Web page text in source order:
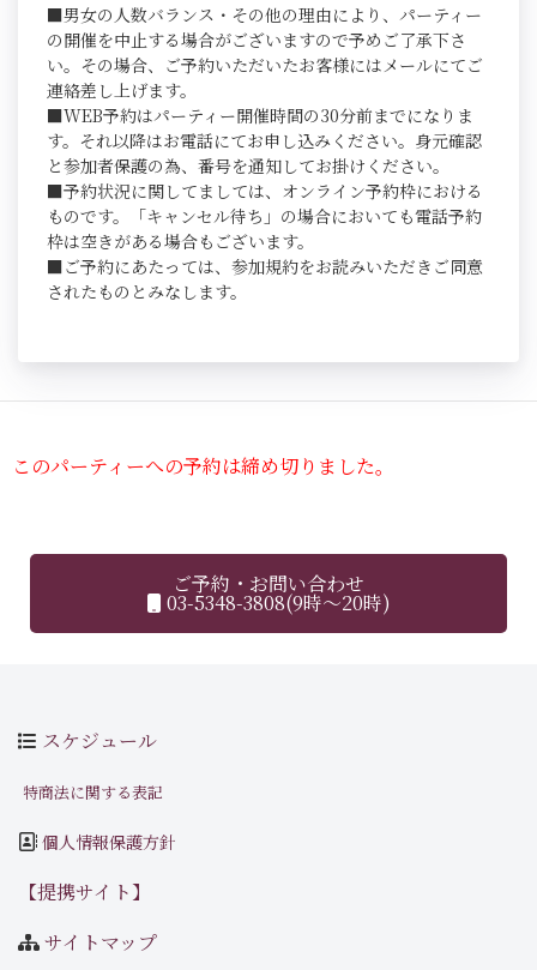
■男女の人数バランス・その他の理由により、パーティー
の開催を中止する場合がございますので予めご了承下さ
い。その場合、ご予約いただいたお客様にはメールにてご
連絡差し上げます。
■WEB予約はパーティー開催時間の30分前までになりま
す。それ以降はお電話にてお申し込みください。身元確認
と参加者保護の為、番号を通知してお掛けください。
■予約状況に関してましては、オンライン予約枠における
ものです。「キャンセル待ち」の場合においても電話予約
枠は空きがある場合もございます。
■ご予約にあたっては、参加規約をお読みいただきご同意
されたものとみなします。
このパーティーへの予約は締め切りました。
ご予約・お問い合わせ
03-5348-3808(9時～20時)
スケジュール
特商法に関する表記
個人情報保護方針
【提携サイト】
サイトマップ